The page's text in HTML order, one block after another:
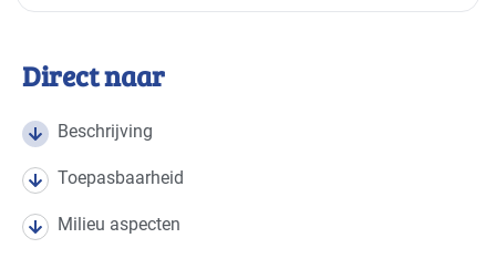
Toepasbaar voor branches
branches
Bouw - bouw/infra
Bouw - installatiebedrijven
Direct naar
Beschrijving
Toepasbaarheid
Milieu aspecten